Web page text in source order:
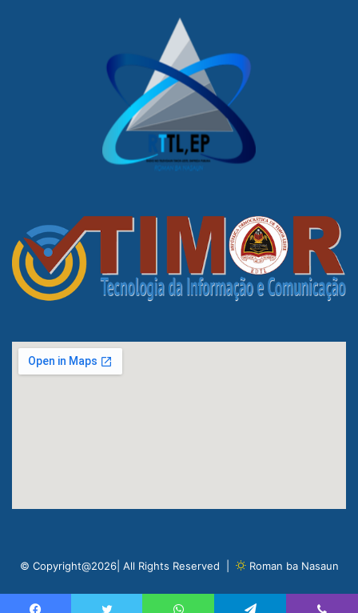
© Copyright@2026| All Rights Reserved | Roman ba Nasaun